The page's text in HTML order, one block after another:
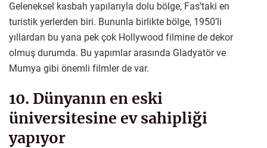
Geleneksel kasbah yapılarıyla dolu bölge, Fas’taki en
turistik yerlerden biri. Bununla birlikte bölge, 1950’li
yıllardan bu yana pek çok Hollywood filmine de dekor
olmuş durumda. Bu yapımlar arasında Gladyatör ve
Mumya gibi önemli filmler de var.
10. Dünyanın en eski
üniversitesine ev sahipliği
yapıyor